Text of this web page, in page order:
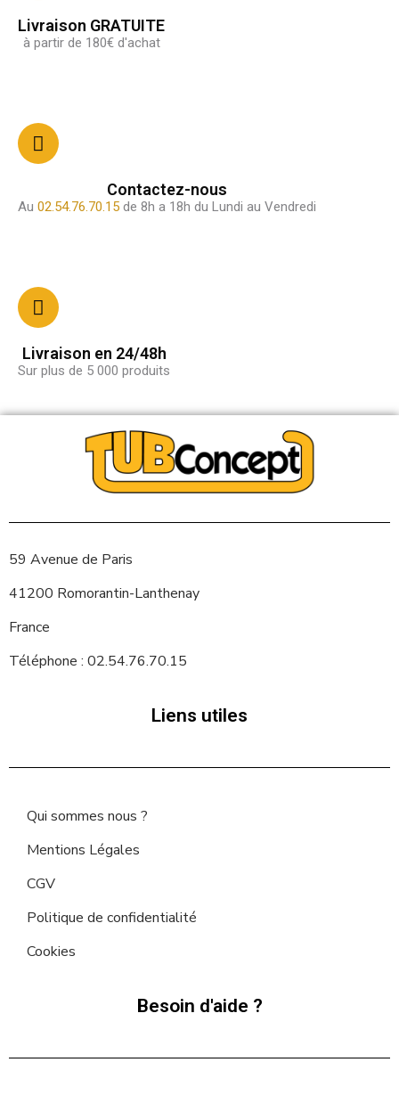
Livraison GRATUITE
à partir de 180€ d'achat
Contactez-nous
Au 02.54.76.70.15 de 8h a 18h du Lundi au Vendredi
Livraison en 24/48h
Sur plus de 5 000 produits
59 Avenue de Paris
41200 Romorantin-Lanthenay
France
Téléphone : 02.54.76.70.15
Liens utiles
Qui sommes nous ?
Mentions Légales
CGV
Politique de confidentialité
Cookies
Besoin d'aide ?